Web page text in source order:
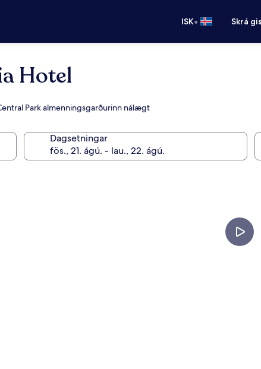
ISK• Skrá
Hotel
Park almenningsgarðurinn nálægt
Dagsetningar